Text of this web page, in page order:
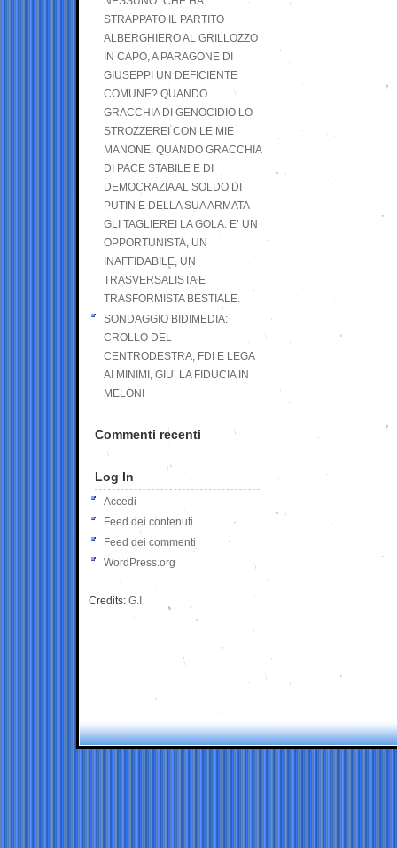
STRAPPATO IL PARTITO
ALBERGHIERO AL GRILLOZZO
IN CAPO, A PARAGONE DI
GIUSEPPI UN DEFICIENTE
COMUNE? QUANDO
GRACCHIA DI GENOCIDIO LO
STROZZEREI CON LE MIE
MANONE. QUANDO GRACCHIA
DI PACE STABILE E DI
DEMOCRAZIA AL SOLDO DI
PUTIN E DELLA SUA ARMATA
GLI TAGLIEREI LA GOLA: E’ UN
OPPORTUNISTA, UN
INAFFIDABILE, UN
TRASVERSALISTA E
TRASFORMISTA BESTIALE.
SONDAGGIO BIDIMEDIA:
CROLLO DEL
CENTRODESTRA, FDI E LEGA
AI MINIMI, GIU’ LA FIDUCIA IN
MELONI
Commenti recenti
Log In
Accedi
Feed dei contenuti
Feed dei commenti
WordPress.org
Credits: G.I